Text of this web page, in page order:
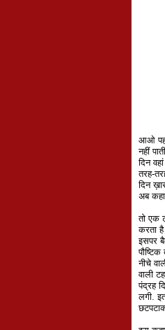
आओ
नहीं
दिन
तरह-
दिन
अब
तो एक
करता
इसपर
नीचे
वाली
पंद्रह
लगी.